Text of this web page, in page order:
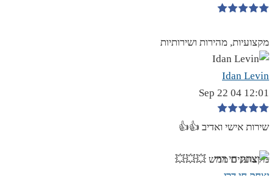
מקצועיות, מהירות ושירותיות
Idan Levin
12:01 04 Sep 22
שירות אישי ואדיב 👍👍
מקצוענים ממש 💥💥💥